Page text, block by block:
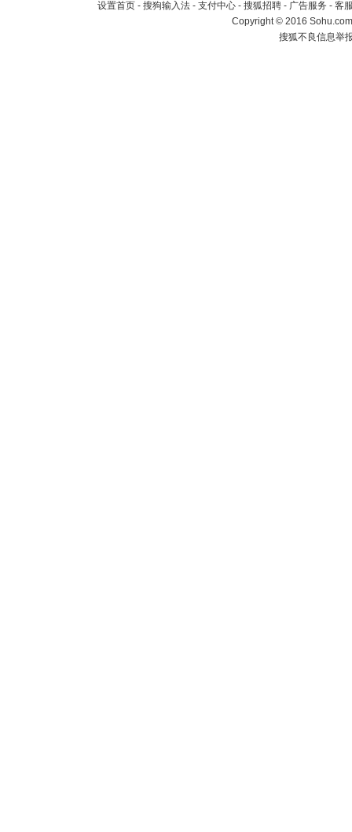
设置首页 - 搜狗输入法 - 支付中心 - 搜狐招聘 - 广告服务 - 客
Copyright©2016
搜狐不良信息举